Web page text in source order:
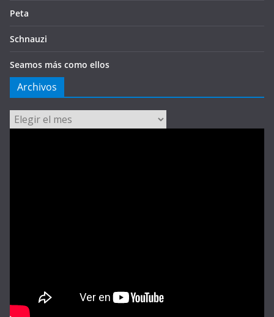
Peta
Schnauzi
Seamos más como ellos
Archivos
Archivos